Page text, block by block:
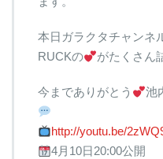
本日ガラクタチャンネ
RUCKの
がたくさん
今までありがとう 池
http://youtu.be/
4月10日20:00公開